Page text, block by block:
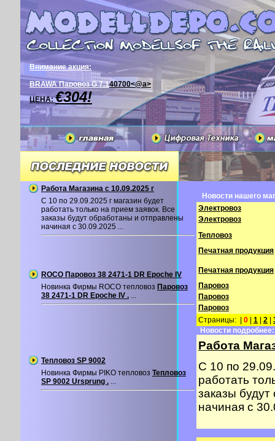
Внимание акция:
BRAWA Паровоз G 7.140700<@a>
ЦЕНА:€304!
Работа Магазина с 10.09.2025 г
С 10 по 29.09.2025 г магазин будет
работать только на прием заявок. Все
заказы будут обработаны и отправлены
начиная с 30.09.2025 ...
ROCO Паровоз 38 2471-1 DR Epoche IV
Новинка Фирмы ROCO тепловоз Паровоз
38 2471-1 DR Epoche IV . ...
Тепловоз SP 9002
Новинка Фирмы PIKO тепловоз Тепловоз
SP 9002 Ursprung . ...
Новости нашего
Электровоз
Электровоз
Тепловоз
Печатная продукция
Печатная продукция
Паровоз
Паровоз
Паровоз
Страницы: | 0 1 2
Новости подробнее:
Работа
С 10 по
работать
заказы
начиная с